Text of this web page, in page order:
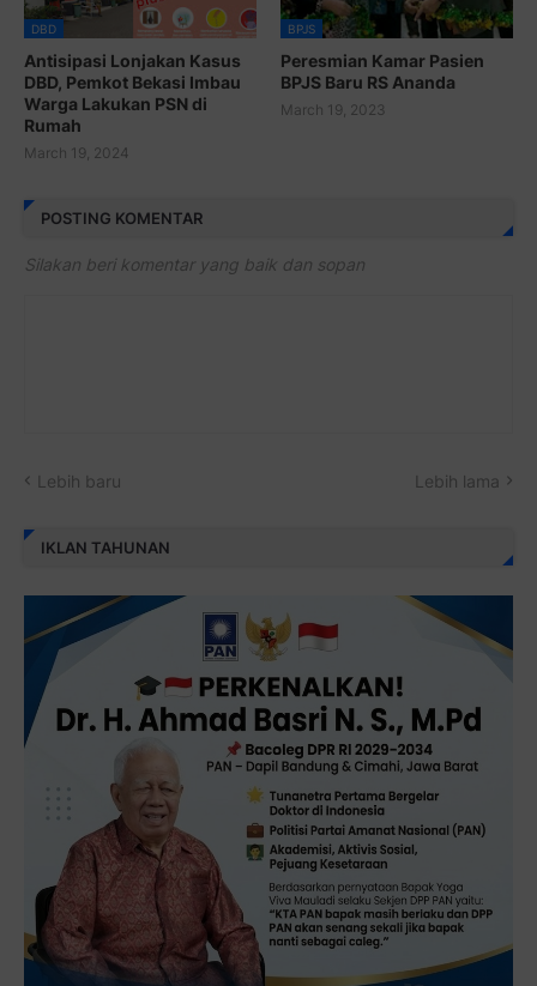
DBD
Antisipasi Lonjakan Kasus
DBD, Pemkot Bekasi Imbau
Warga Lakukan PSN di
Rumah
March 19, 2024
BPJS
Peresmian Kamar Pasien
BPJS Baru RS Ananda
March 19, 2023
POSTING KOMENTAR
Silakan beri komentar yang baik dan sopan
Lebih baru Lebih lama
IKLAN TAHUNAN